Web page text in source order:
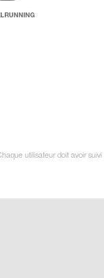
utilisateur doit avoir